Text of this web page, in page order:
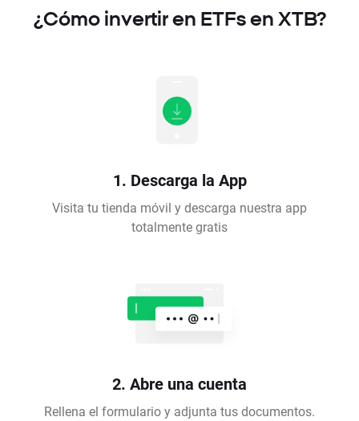
¿Cómo invertir en ETFs en XTB?
1. Descarga la App
Visita tu tienda móvil y descarga nuestra app
totalmente gratis
2. Abre una cuenta
Rellena el formulario y adjunta tus documentos.